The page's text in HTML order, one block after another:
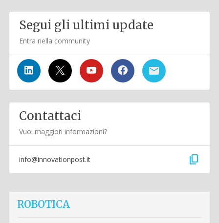
Segui gli ultimi update
Entra nella community
Contattaci
Vuoi maggiori informazioni?
info@innovationpost.it content_copy
ROBOTICA